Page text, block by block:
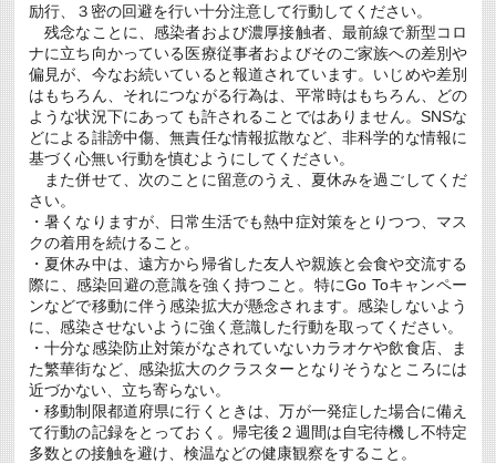
励行、３密の回避を行い十分注意して行動してください。
残念なことに、感染者および濃厚接触者、最前線で新型コロ
ナに立ち向かっている医療従事者およびそのご家族への差別や
偏見が、今なお続いていると報道されています。いじめや差別
はもちろん、それにつながる行為は、平常時はもちろん、どの
ような状況下にあっても許されることではありません。SNSな
どによる誹謗中傷、無責任な情報拡散など、非科学的な情報に
基づく心無い行動を慎むようにしてください。
また併せて、次のことに留意のうえ、夏休みを過ごしてくだ
さい。
・暑くなりますが、日常生活でも熱中症対策をとりつつ、マス
クの着用を続けること。
・夏休み中は、遠方から帰省した友人や親族と会食や交流する
際に、感染回避の意識を強く持つこと。特にGo Toキャンペー
ンなどで移動に伴う感染拡大が懸念されます。感染しないよう
に、感染させないように強く意識した行動を取ってください。
・十分な感染防止対策がなされていないカラオケや飲食店、ま
た繁華街など、感染拡大のクラスターとなりそうなところには
近づかない、立ち寄らない。
・移動制限都道府県に行くときは、万が一発症した場合に備え
て行動の記録をとっておく。帰宅後２週間は自宅待機し不特定
多数との接触を避け、検温などの健康観察をすること。